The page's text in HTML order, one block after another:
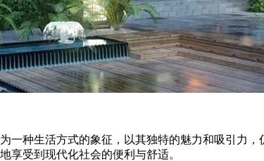
种生活方式的象征，以其独特的魅力和吸引力，
享受到现代化社会的便利与舒适。